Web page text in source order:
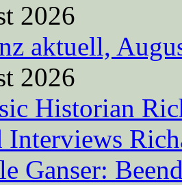
2026
aktuell,
2026
Historian
Ganser: